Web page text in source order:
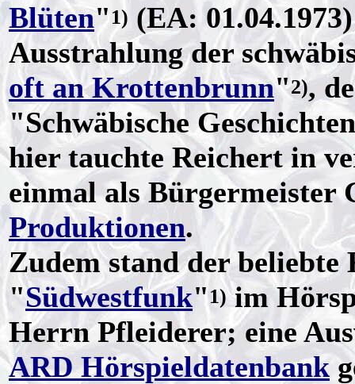
Blüten" 1) (EA:
Ausstrahlung der
oft an Krottenbrunn"2),
"Schwäbische
hier tauchte Reichert in
einmal als
Produktionen.
Zudem stand der
"Südwestfunk" 1)im
Herrn Pfleiderer; eine
ARD Hörspieldatenbank